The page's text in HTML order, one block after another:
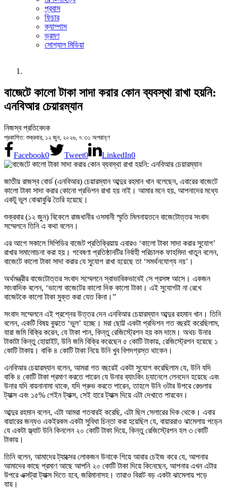
প্রবাস
ফিচার
ক্যাম্পাস
ভ্রমণ
সোশ্যাল মিডিয়া
বাজেটে কালো টাকা সাদা করার কোন ব্যবস্থা রাখা হয়নি:
এনবিআর চেয়ারম্যান
নিজস্ব প্রতিবেদক
প্রকাশিত: শুক্রবার, ১২ জুন, ২০২৬, ৭:৩১ অপরাহ্ণ
Facebook0 Tweet0 LinkedIn0
জাতীয় রাজস্ব বোর্ড (এনবিআর) চেয়ারম্যান আব্দুর রহমান খান বলেছেন, এবারের বাজেটে
কালো টাকা সাদা করার কোনো প্রভিশন রাখা হয় নাই। আমার মনে হয়, আপনাদের মধ্যে
একটু ভুল বোঝাবুঝি তৈরি হয়েছে।
শুক্রবার (১২ জুন) বিকেলে রাজধানীর ওসমানী স্মৃতি মিলনায়তনে বাজেটোত্তর সংবাদ
সম্মেলনে তিনি এ কথা বলেন।
এর আগে সকালে সিপিডির বাজেট প্রতিক্রিয়ায় এবারও ‘কালো টাকা সাদা করার সুযোগ’
রাখার সমালোচনা করা হয়। গবেষণা প্রতিষ্ঠানটির নির্বাহী পরিচালক ফাহমিদা খাতুন বলেন,
বাজেটে কালো টাকা সাদা করার যে সুযোগ রাখা হয়েছে তা ‘সমর্থনযোগ্য নয়’।
অর্থমন্ত্রীর বাজেটোত্তর সংবাদ সম্মেলনে স্বাভাবিকভাবেই সে প্রসঙ্গ আসে। একজন
সাংবাদিক বলেন, ‘ভালো বাজেটের কালো দিক কালো টাকা। এই সুযোগটা না রেখে
বাজেটকে কালো টাকা মুক্ত করা যেত কিনা।”
সংবাদ সম্মেলনে এই প্রশ্নের উত্তর দেন এনবিআর চেয়ারম্যান আব্দুর রহমান খান। তিনি
বলেন, একটি বিষয় বুঝতে ‘ভুল’ হচ্ছে। মরা ছোট্ট একটা প্রভিশন গত বছরই করেছিলাম,
যারা জমি বিক্রি করেন, যে টাকা পান, কিন্তু রেজিস্ট্রেশন হয় কম দামে। অথচ উনার
টাকাটা কিন্তু হোয়াইট, উনি জমি বিক্রি করেছেন ৫ কোটি টাকায়, রেজিস্ট্রেশন হয়েছে ১
কোটি টাকায়। বাকি ৪ কোটি টাকা নিয়ে উনি খুব বিপদগ্রস্ত থাকেন।
এনবিআর চেয়ারম্যান বলেন, আমরা গত বছরেই একটা সুযোগ করেছিলাম যে, উনি যদি
বাকি ৪ কোটি টাকা প্রমাণ করতে পারেন যে উনার ব্যাংকিং চ্যানেলে লেনদেন হয়েছে এবং
উনার যদি বায়নানামা থাকে, যদি প্রুভ করতে পারেন, তাহলে উনি ওটার উপরে রেগুলার
ট্যাক্স এবং ১৫% গেইন ট্যাক্স, সেই হারে ট্যাক্স দিয়ে এটা দেখাতে পারবেন।
আব্দুর রহমান বলেন, এটা আমরা গতবারই করেছি, এটা ছিল সেলারের দিক থেকে। এবার
বায়ারের জন্যও একইরকম একটা সুবিধা চিন্তা করা হয়েছিল যে, বায়াররাও ঝামেলায় পড়েন
যে একটা ফ্ল্যাট উনি কিনলেন ২০ কোটি টাকা দিয়ে, কিন্তু রেজিস্ট্রেশন হল ৩ কোটি
টাকায়।
তিনি বলেন, আমাদের ট্যাক্সের লোকজন উনাকে গিয়ে আবার চেইজ করে যে, আপনার
আমাদের কাছে প্রমাণ আছে আপনি ২০ কোটি টাকা দিয়ে কিনেছেন, আপনার এখন এটার
উপরে এক্সট্রা ট্যাক্স দিতে হবে, জরিমানাসহ। তারাও বিরাট বড় একটা ঝামেলায় পড়ে
যায়।